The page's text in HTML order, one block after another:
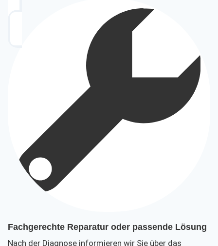
Fachgerechte Reparatur oder passende Lösung
Nach der Diagnose informieren wir Sie über das